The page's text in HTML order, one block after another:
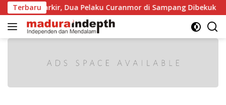
Langsung
ke
konten
Terbaru
Diparkir, Dua Pelaku Curanmor di Sampang Dibekuk Polisi